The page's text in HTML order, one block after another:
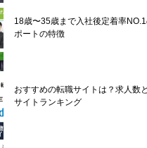
18歳〜35歳まで入社後定着率
ポートの特徴
おすすめの転職サイトは？求人数
サイトランキング